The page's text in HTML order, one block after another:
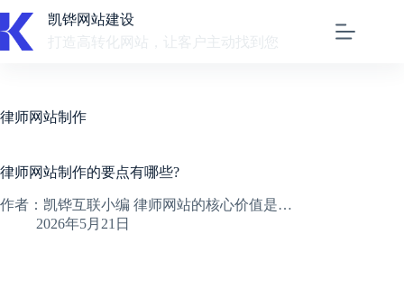
至
凯铧网站建设
打造高转化网站，让客户主动找到您
律师网站制作
律师网站制作的要点有哪些?
作者：凯铧互联小编 律师网站的核心价值是…
2026年5月21日